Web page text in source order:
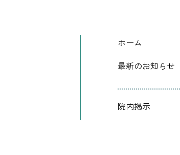
ホーム
最新のお知らせ
院内掲示